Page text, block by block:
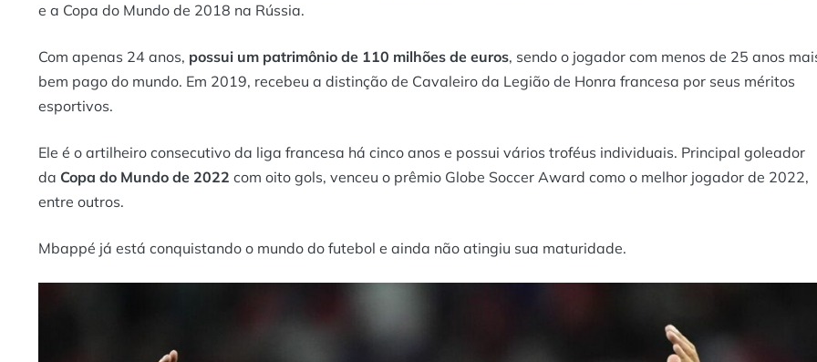
e a Copa do Mundo de 2018 na Rússia.
Com apenas 24 anos, possui um patrimônio de 110 milhões de euros, sendo o jogador com menos de 25 anos
bem pago do mundo. Em 2019, recebeu a distinção de Cavaleiro da Legião de Honra francesa por seus méritos
esportivos.
Ele é o artilheiro consecutivo da liga francesa há cinco anos e possui vários troféus individuais. Principal goleador
da Copa do Mundo de 2022 com oito gols, venceu o prêmio Globe Soccer Award como o melhor jogador de 2022,
entre outros.
Mbappé já está conquistando o mundo do futebol e ainda não atingiu sua maturidade.